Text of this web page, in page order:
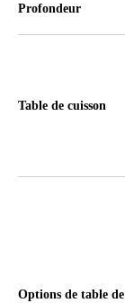
Profondeur
Table de cuisson
Options de table de